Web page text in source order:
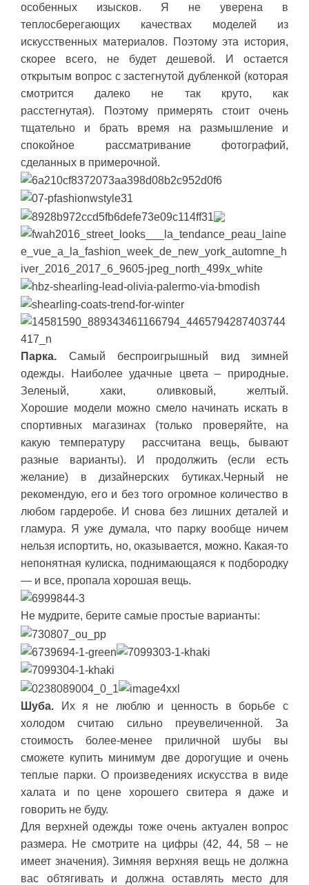
особенных изысков. Я не уверена в
теплосберегающих качествах моделей из
искусственных материалов. Поэтому эта история,
скорее всего, не будет дешевой. И остается
открытым вопрос с застегнутой дубленкой (которая
смотрится далеко не так круто, как
расстегнутая). Поэтому примерять стоит очень
тщательно и брать время на размышление и
спокойное рассматривание фотографий,
сделанных в примерочной.
Парка. Самый беспроигрышный вид зимней
одежды. Наиболее удачные цвета – природные.
Зеленый, хаки, оливковый, желтый.
Хорошие модели можно смело начинать искать в
спортивных магазинах (только проверяйте, на
какую температуру рассчитана вещь, бывают
разные варианты). И продолжить (если есть
желание) в дизайнерских бутиках.Черный не
рекомендую, его и без того огромное количество в
любом гардеробе. И снова без лишних деталей и
гламура. Я уже думала, что парку вообще ничем
нельзя испортить, но, оказывается, можно. Какая-то
непонятная кулиска, поднимающаяся к подбородку
— и все, пропала хорошая вещь.
Не мудрите, берите самые простые варианты:
Шуба. Их я не люблю и ценность в борьбе с
холодом считаю сильно преувеличенной. За
стоимость более-менее приличной шубы вы
сможете купить минимум две дорогущие и очень
теплые парки. О произведениях искусства в виде
халата и по цене хорошего свитера я даже и
говорить не буду.
Для верхней одежды тоже очень актуален вопрос
размера. Не смотрите на цифры (42, 44, 58 – не
имеет значения). Зимняя верхняя вещь не должна
вас обтягивать и должна оставлять место для